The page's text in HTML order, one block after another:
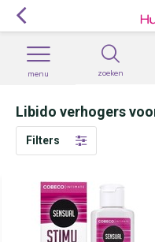
zoeken
menu
Libido verhogers
Filters